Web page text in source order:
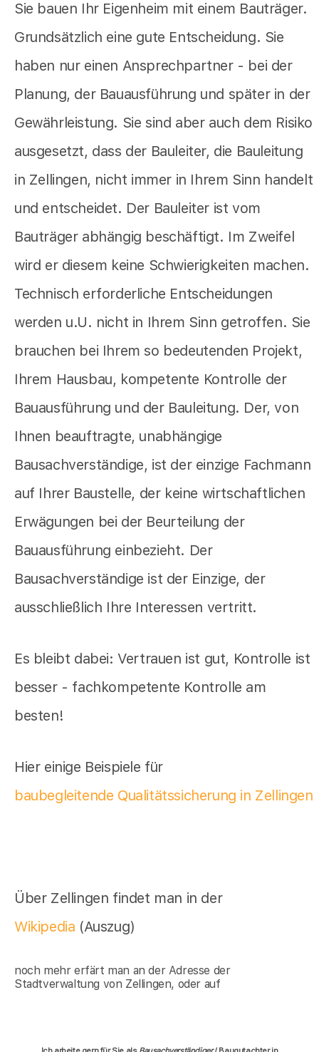
Sie bauen Ihr Eigenheim mit einem Bauträger.
Grundsätzlich eine gute Entscheidung. Sie
haben nur einen Ansprechpartner - bei der
Planung, der Bauausführung und später in der
Gewährleistung. Sie sind aber auch dem Risiko
ausgesetzt, dass der Bauleiter, die Bauleitung
in Zellingen, nicht immer in Ihrem Sinn handelt
und entscheidet. Der Bauleiter ist vom
Bauträger abhängig beschäftigt. Im Zweifel
wird er diesem keine Schwierigkeiten machen.
Technisch erforderliche Entscheidungen
werden u.U. nicht in Ihrem Sinn getroffen. Sie
brauchen bei Ihrem so bedeutenden Projekt,
Ihrem Hausbau, kompetente Kontrolle der
Bauausführung und der Bauleitung. Der, von
Ihnen beauftragte, unabhängige
Bausachverständige, ist der einzige Fachmann
auf Ihrer Baustelle, der keine wirtschaftlichen
Erwägungen bei der Beurteilung der
Bauausführung einbezieht. Der
Bausachverständige ist der Einzige, der
ausschließlich Ihre Interessen vertritt.
Es bleibt dabei: Vertrauen ist gut, Kontrolle ist
besser - fachkompetente Kontrolle am
besten!
Hier einige Beispiele für
baubegleitende Qualitätssicherung in Zellingen
Über Zellingen findet man in der
Wikipedia (Auszug)
noch mehr erfärt man an der Adresse der
Stadtverwaltung von Zellingen, oder auf